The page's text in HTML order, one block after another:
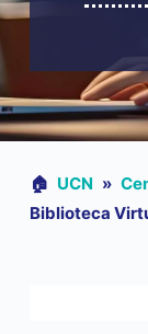
🏠︎ UCN »
Biblioteca